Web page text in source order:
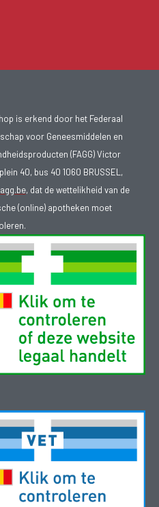
is erkend door het Federaal
voor Geneesmiddelen en
(FAGG) Victor
40, bus 40 1060 BRUSSEL,
, dat de wettelikheid van de
(online) apotheken moet